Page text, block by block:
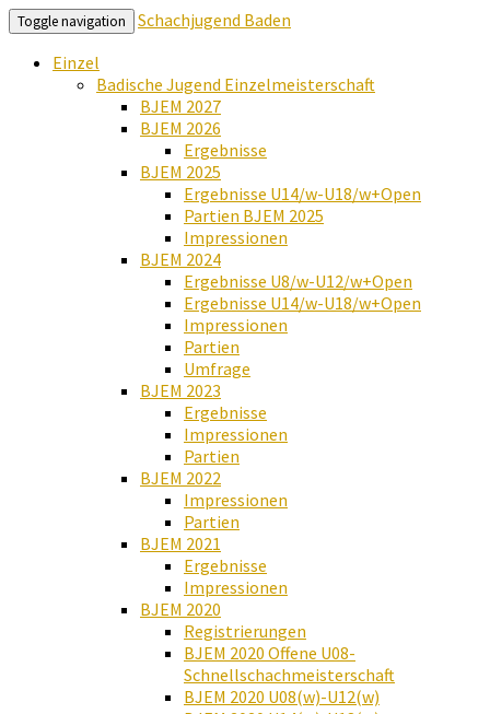
Toggle navigation
Schachjugend Baden
Einzel
Badische Jugend Einzelmeisterschaft
BJEM 2027
BJEM 2026
Ergebnisse
BJEM 2025
Ergebnisse U14/w-U18/w+Open
Partien BJEM 2025
Impressionen
BJEM 2024
Ergebnisse U8/w-U12/w+Open
Ergebnisse U14/w-U18/w+Open
Impressionen
Partien
Umfrage
BJEM 2023
Ergebnisse
Impressionen
Partien
BJEM 2022
Impressionen
Partien
BJEM 2021
Ergebnisse
Impressionen
BJEM 2020
Registrierungen
BJEM 2020 Offene U08-
Schnellschachmeisterschaft
BJEM 2020 U08(w)-U12(w)